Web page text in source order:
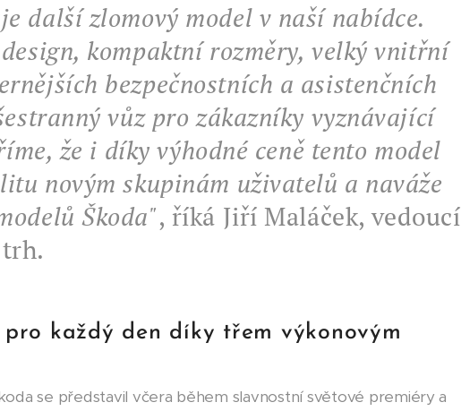
další zlomový model v naší nabídce.
kompaktní rozměry, velký vnitřní
bezpečnostních a asistenčních
vůz pro zákazníky vyznávající
že i díky výhodné ceně tento model
novým skupinám uživatelů a naváže
Škoda", říká Jiří Maláček, vedoucí
každý den díky třem výkonovým
se představil včera během slavnostní světové premiéry a